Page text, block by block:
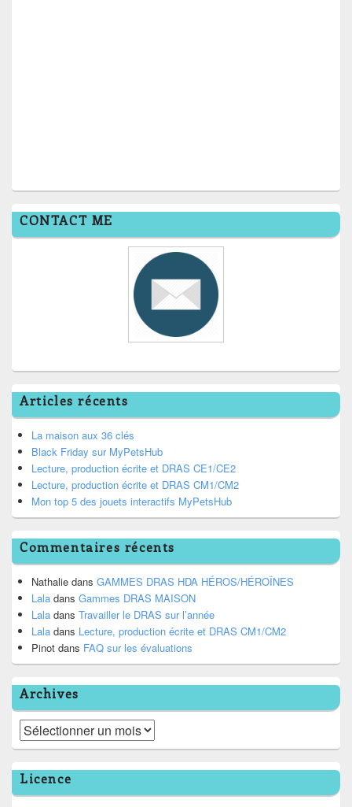
CONTACT ME
Articles récents
La maison aux 36 clés
Black Friday sur MyPetsHub
Lecture, production écrite et DRAS CE1/CE2
Lecture, production écrite et DRAS CM1/CM2
Mon top 5 des jouets interactifs MyPetsHub
Commentaires récents
Nathalie dans GAMMES DRAS HDA HÉROS/HÉROÏNES
Lala dans Gammes DRAS MAISON
Lala dans Travailler le DRAS sur l’année
Lala dans Lecture, production écrite et DRAS CM1/CM2
Pinot dans FAQ sur les évaluations
Archives
Archives
Licence